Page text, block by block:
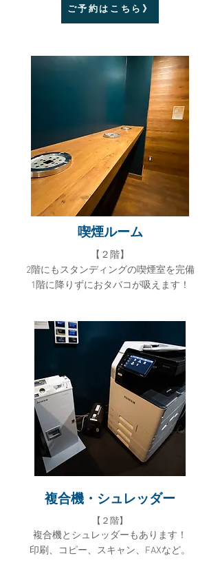
ご予約はこちら》
喫煙ルーム
​【２階】
2階にもスタンディングの喫煙室を完備
1階に降りずにおタバコが吸えます！
複合機・シュレッダー
【２ 階】
複合機とシュレッダーもあります！
印刷、コピー、スキャン、FAXなど。